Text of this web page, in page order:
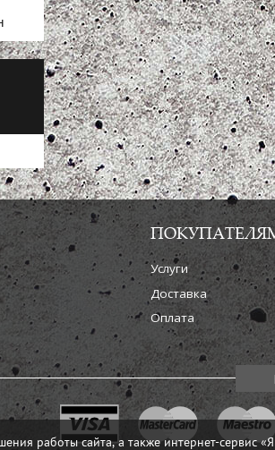
Услуги
Доставка
Оплата
работы сайта, а также интернет-сервис